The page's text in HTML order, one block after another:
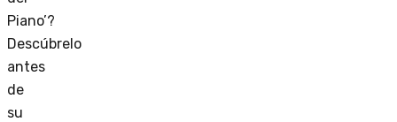
Piano’?
Descúbrelo
antes
de
su